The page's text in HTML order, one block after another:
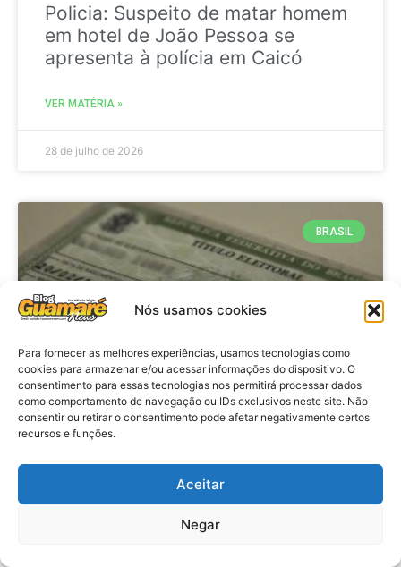
Nós usamos cookies
Para fornecer as melhores experiências, usamos tecnologias como
cookies para armazenar e/ou acessar informações do dispositivo. O
consentimento para essas tecnologias nos permitirá processar dados
como comportamento de navegação ou IDs exclusivos neste site. Não
consentir ou retirar o consentimento pode afetar negativamente certos
recursos e funções.
Aceitar
Negar
Policia: Suspeito de matar homem
em hotel de João Pessoa se
apresenta à polícia em Caicó
VER MATÉRIA »
28 de julho de 2026
BRASIL
Brasil: Policia Federal investiga
antes das eleições